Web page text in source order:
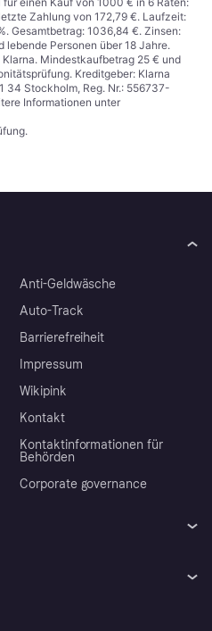
Zahlung von 172,79 €. Laufzeit:
Gesamtbetrag: 1036,84 €. Zinsen:
Personen über 18 Jahre.
Mindestkaufbetrag 25 € und
Kreditgeber: Klarna
34 Stockholm, Reg. Nr.: 556737-
Informationen unter
Anti-Geldwäsche
Auto-Track
Barrierefreiheit
Impressum
Wikipink
Kontakt
Kontaktinformationen für
Behörden
Corporate governance